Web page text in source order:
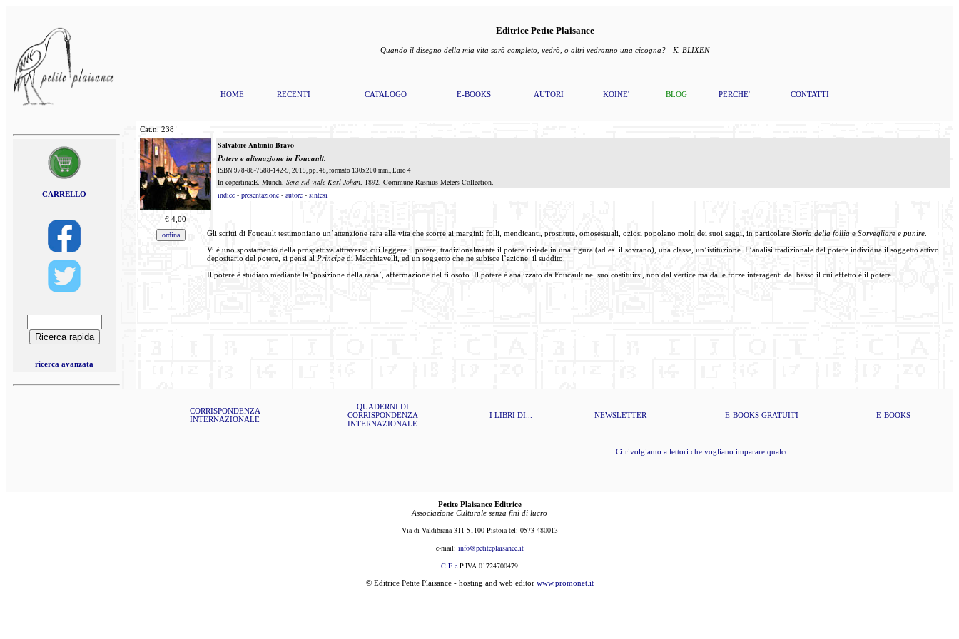
Editrice Petite Plaisance
Quando il disegno della mia vita sarà completo, vedrò, o altri vedranno una cicogna? - K. BLIXEN
HOME RECENTI CATALOGO E-BOOKS AUTORI KOINE' BLOG PERCHE' CONTATTI
CARRELLO
ricerca avanzata
Cat.n. 238
Salvatore Antonio Bravo
Potere e alienazione in Foucault.
ISBN 978-88-7588-142-9, 2015, pp. 48, formato 130x200 mm., Euro 4
In copertina:E. Munch, Sera sul viale Karl Johan, 1892, Commune Rasmus Meters Collection.
indice - presentazione - autore - sintesi
€ 4,00
Gli scritti di Foucault testimoniano un’attenzione rara alla vita che scorre ai margini: folli, mendicanti, prostitute, omosessuali, oziosi popolano molti dei suoi saggi, in particolare Storia della follia e Sorvegliare e punire
Vi è uno spostamento della prospettiva attraverso cui leggere il potere; tradizionalmente il potere risiede in una figura (ad es. il sovrano), una classe, un’istituzione. L’analisi tradizionale del potere individua il soggetto attivo
depositario del potere, si pensi al Principe di Macchiavelli, ed un soggetto che ne subisce l’azione: il suddito.
Il potere è studiato mediante la ‘posizione della rana’, affermazione del filosofo. Il potere è analizzato da Foucault nel suo costituirsi, non dal vertice ma dalle forze interagenti dal basso il cui effetto è il potere.
CORRISPONDENZA
INTERNAZIONALE
QUADERNI DI
CORRISPONDENZA
INTERNAZIONALE
I LIBRI DI... NEWSLETTER E-BOOKS GRATUITI E-BOOKS
Ci rivolgiamo a lettori che vogliano imparare qualcosa di nuovo, che dunque vogliano pure pensare da
Petite Plaisance Editrice
Associazione Culturale senza fini di lucro
Via di Valdibrana 311 51100 Pistoia tel: 0573-480013
e-mail: info@petiteplaisance.it
C.F e P.IVA 01724700479
© Editrice Petite Plaisance - hosting and web editor www.promonet.it